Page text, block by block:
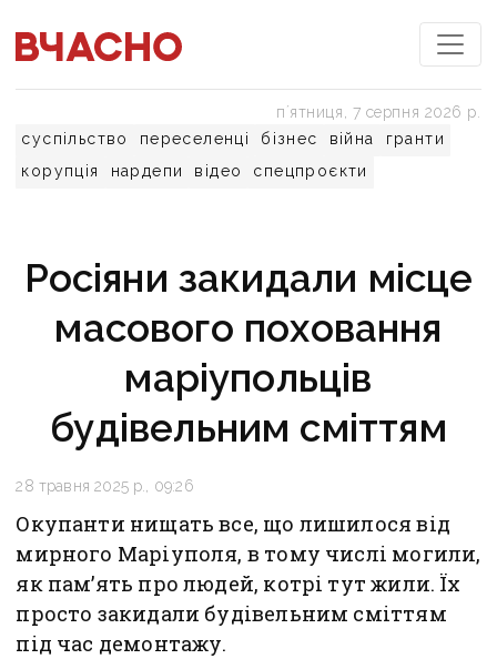
суспільство переселенці бізнес війна
гранти
корупція
нардепи відео спецпроєкти
пʼятниця, 7 серпня 2026 р.
Росіяни закидали місце
масового поховання
маріупольців
будівельним сміттям
28 травня 2025 р., 09:26
Окупанти нищать все, що лишилося від
мирного Маріуполя, в тому числі могили,
як пам’ять про людей, котрі тут жили. Їх
просто закидали будівельним сміттям
під час демонтажу.